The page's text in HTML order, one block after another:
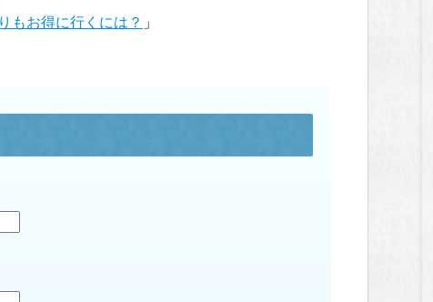
もお得に行くには？ 」